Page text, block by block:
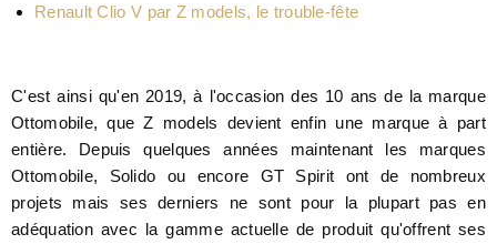
Renault Clio V par Z models, le trouble-fête
C'est ainsi qu'en 2019, à l'occasion des 10 ans de la marque
Ottomobile, que Z models devient enfin une marque à part
entière. Depuis quelques années maintenant les marques
Ottomobile, Solido ou encore GT Spirit ont de nombreux
projets mais ses derniers ne sont pour la plupart pas en
adéquation avec la gamme actuelle de produit qu'offrent ses